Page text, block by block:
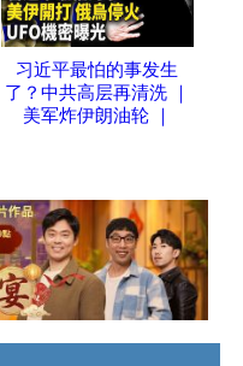
习近平最怕的事发生
了？中共高层再清洗 ｜
美军炸伊朗油轮 ｜